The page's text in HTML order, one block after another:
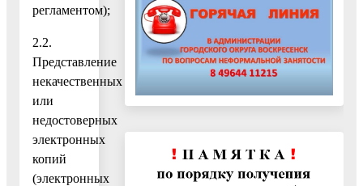
регламентом);
2.2.
Представление
некачественных
или
недостоверных
электронных
копий
(электронных